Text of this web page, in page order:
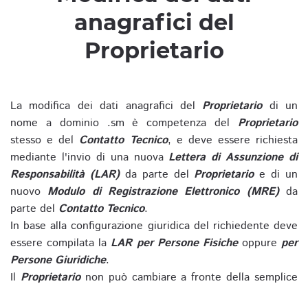
anagrafici del
Proprietario
La modifica dei dati anagrafici del Proprietariodi un
nome a dominio .sm è competenza del Proprietario
stesso e del Contatto Tecnico, e deve essere richiesta
mediante l'invio di una nuova Lettera di Assunzione di
Responsabilità (LAR)da parte del Proprietarioe di un
nuovo Modulo di Registrazione Elettronico (MRE)da
parte del Contatto Tecnico.
In base alla configurazione giuridica del richiedente deve
essere compilata la LAR per Persone Fisicheoppure per
Persone Giuridiche.
Il Proprietarionon può cambiare a fronte della semplice